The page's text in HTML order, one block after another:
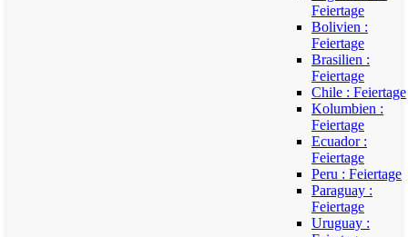
Feiertage
Bolivien :
Feiertage
Brasilien :
Feiertage
Chile : Feiertage
Kolumbien :
Feiertage
Ecuador :
Feiertage
Peru : Feiertage
Paraguay :
Feiertage
Uruguay :